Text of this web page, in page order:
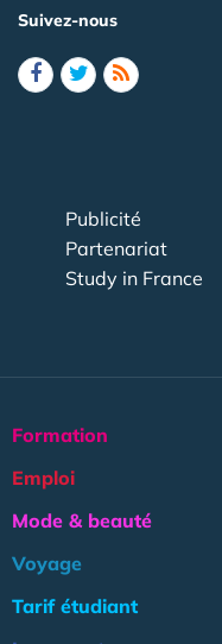
Suivez-nous
Publicité
Partenariat
Study in France
Formation
Emploi
Mode & beauté
Voyage
Tarif étudiant